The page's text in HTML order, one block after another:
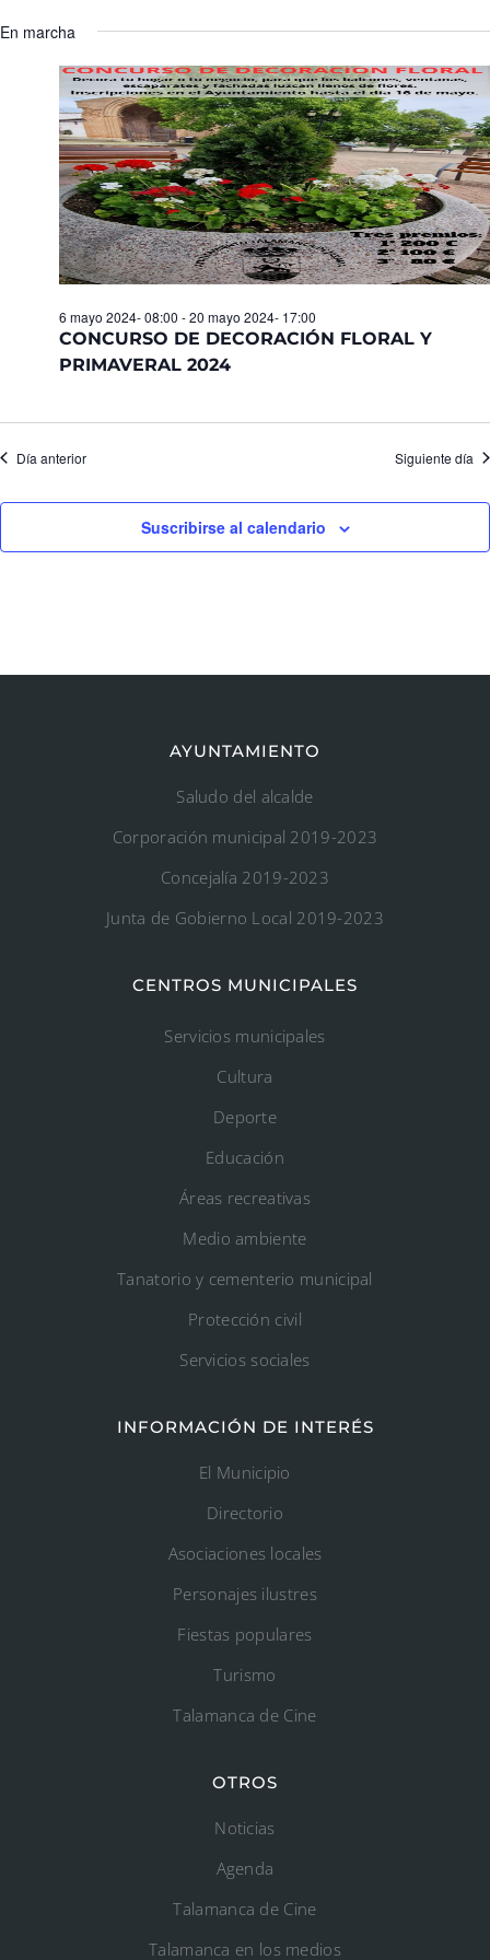
de
Eventos
fecha.
En marcha
CONCURSO DE DECORACIÓN FLORAL Y
PRIMAVERAL 2024
6 mayo 2024- 08:00 -20 mayo 2024- 17:00
Día anterior Siguiente día
Suscribirse al calendario
AYUNTAMIENTO
Saludo del alcalde
Corporación municipal 2019-2023
Concejalía 2019-2023
Junta de Gobierno Local 2019-2023
CENTROS MUNICIPALES
Servicios municipales
Cultura
Deporte
Educación
Áreas recreativas
Medio ambiente
Tanatorio y cementerio municipal
Protección civil
Servicios sociales
INFORMACIÓN DE INTERÉS
El Municipio
Directorio
Asociaciones locales
Personajes ilustres
Fiestas populares
Turismo
Talamanca de Cine
OTROS
Noticias
Agenda
Talamanca de Cine
Talamanca en los medios